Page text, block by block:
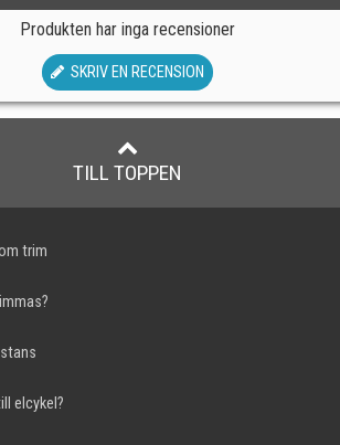
Produkten har inga recensioner
SKRIV EN RECENSION
TILL TOPPEN
trim
elcykel?